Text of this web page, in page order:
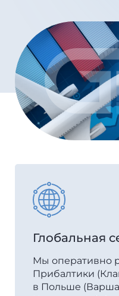
Глобальная
Мы оперативно
Прибалтики
в Польше